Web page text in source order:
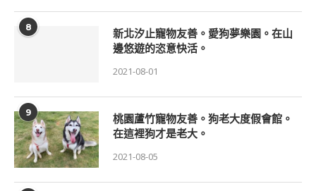
8
新北汐止寵物友善。愛狗夢樂園。在山
邊悠遊的恣意快活。
2021-08-01
9
桃園蘆竹寵物友善。狗老大度假會館。
在這裡狗才是老大。
2021-08-05